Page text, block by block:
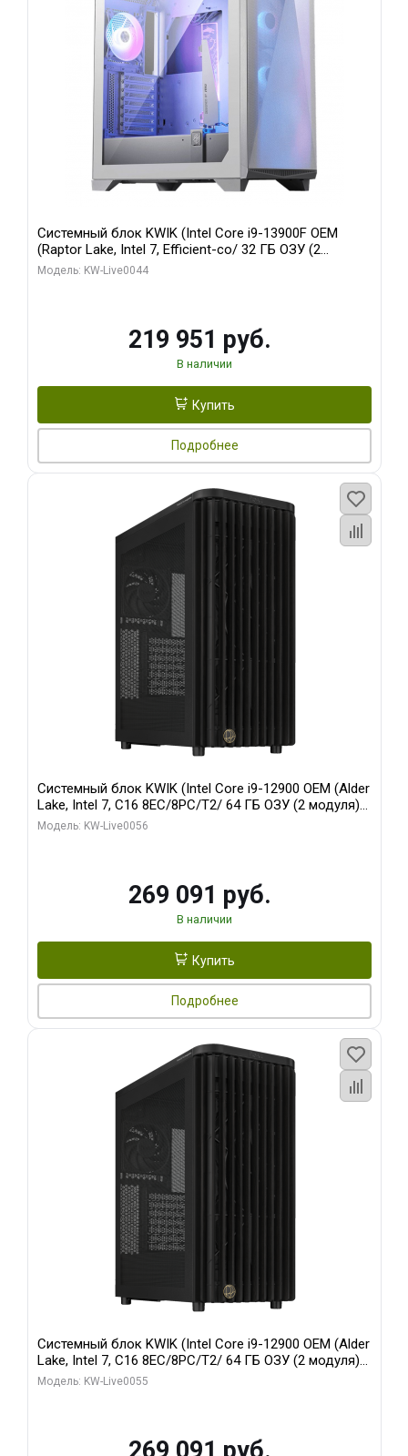
Системный блок KWIK (Intel Core i9-13900F OEM
(Raptor Lake, Intel 7, Efficient-co/ 32 ГБ ОЗУ (2
модуля)/ Gigabyte RTX5070Ti AERO OC 16GB GDDR7
Модель: KW-Live0044
219 951 руб.
В наличии
Купить
Подробнее
Системный блок KWIK (Intel Core i9-12900 OEM (Alder
Lake, Intel 7, C16 8EC/8PC/T2/ 64 ГБ ОЗУ (2 модуля)/
Palit RTX5080 INFINITY 3 OC 16GB GDDR7 256bit 3xDP
Модель: KW-Live0056
269 091 руб.
В наличии
Купить
Подробнее
Системный блок KWIK (Intel Core i9-12900 OEM (Alder
Lake, Intel 7, C16 8EC/8PC/T2/ 64 ГБ ОЗУ (2 модуля)/
MSI RTX5080 SHADOW 3X OC 16GB GDDR7 256bit 3xDP
Модель: KW-Live0055